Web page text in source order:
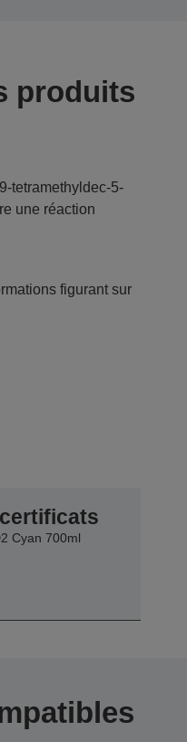
produits
tetramethyldec-5-
une réaction
figurant sur
Cyan 700ml